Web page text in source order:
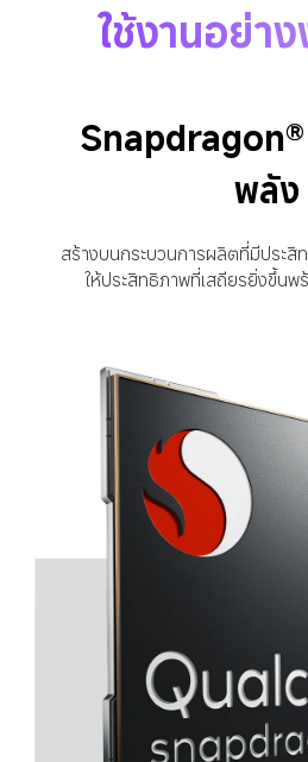
ใช้งานอย่า
พลัง
สร้างบนกระบวนการผลิตที่มีประสิ
ให้ประสิทธิภาพที่เสถียรยิ่งขึ้น